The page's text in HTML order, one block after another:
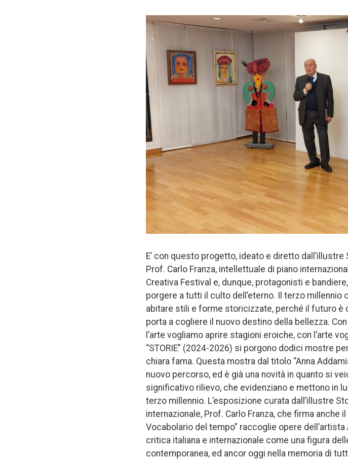
E’ con questo progetto, ideato e diretto
Prof. Carlo Franza, intellettuale di piano
Creativa Festival e, dunque, protagonisti e
porgere a tutti il culto dell’eterno. Il terzo
abitare stili e forme storicizzate, perché il futuro è
porta a cogliere il nuovo destino della bellezza.
l’arte vogliamo aprire stagioni eroiche, con l’arte
“STORIE” (2024-2026) si porgono dodici mostre
chiara fama. Questa mostra dal titolo “Anna
nuovo percorso, ed è già una novità in quanto si
significativo rilievo, che evidenziano e mettono in
terzo millennio. L’esposizione curata dall’illustre
internazionale, Prof. Carlo Franza, che firma anche
Vocabolario del tempo” raccoglie opere
critica italiana e internazionale come una figura
contemporanea, ed ancor oggi nella memoria di